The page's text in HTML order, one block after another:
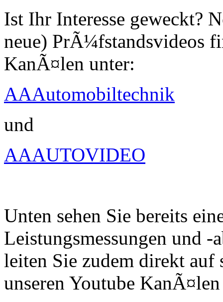
Ist Ihr Interesse geweckt?
neue) PrÃ¼fstandsvideos
KanÃ¤len unter:
AAAutomobiltechnik
und
AAAUTOVIDEO
Unten sehen Sie bereits
Leistungsmessungen und -
leiten Sie zudem direkt auf
unseren Youtube